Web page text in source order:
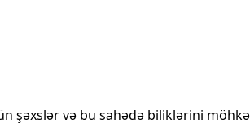
şəxslər və bu sahədə biliklərini